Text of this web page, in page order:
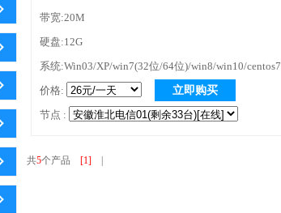
带宽:20M
硬盘:12G
系统:Win03/XP/win7(32位/64位)/win8/win10/centos7
价格:
立即购买
节点 :
共5个产品 [1]